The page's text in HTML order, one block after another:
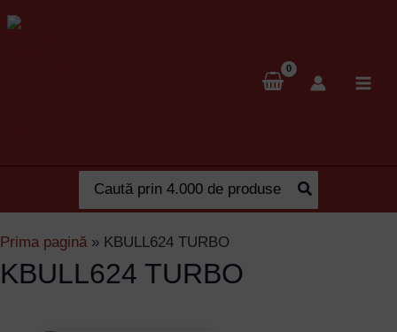
Skip
to
for:
Prima pagină» KBULL624 TURBO
KBULL624 TURBO